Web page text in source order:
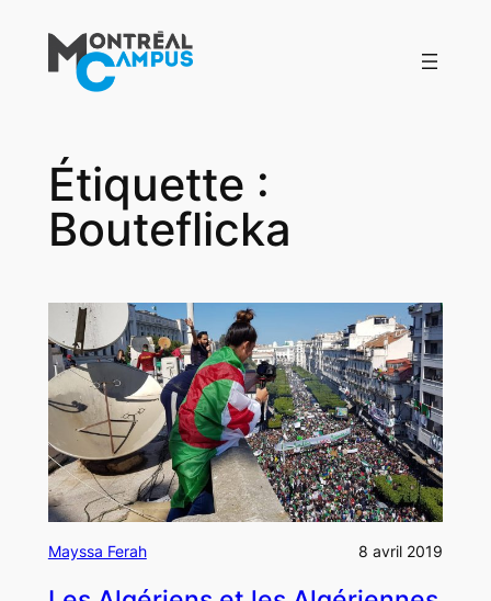
contenu
Étiquette :
Bouteflicka
Mayssa Ferah 8 avril 2019